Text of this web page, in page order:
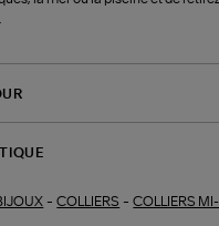
-COLLIERS -COLLIERS